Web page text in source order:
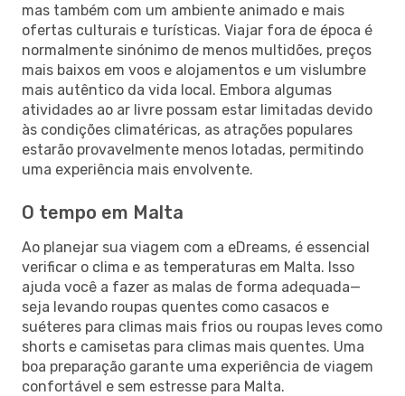
mas também com um ambiente animado e mais
ofertas culturais e turísticas. Viajar fora de época é
normalmente sinónimo de menos multidões, preços
mais baixos em voos e alojamentos e um vislumbre
mais autêntico da vida local. Embora algumas
atividades ao ar livre possam estar limitadas devido
às condições climatéricas, as atrações populares
estarão provavelmente menos lotadas, permitindo
uma experiência mais envolvente.
O tempo em Malta
Ao planejar sua viagem com a eDreams, é essencial
verificar o clima e as temperaturas em Malta. Isso
ajuda você a fazer as malas de forma adequada—
seja levando roupas quentes como casacos e
suéteres para climas mais frios ou roupas leves como
shorts e camisetas para climas mais quentes. Uma
boa preparação garante uma experiência de viagem
confortável e sem estresse para Malta.